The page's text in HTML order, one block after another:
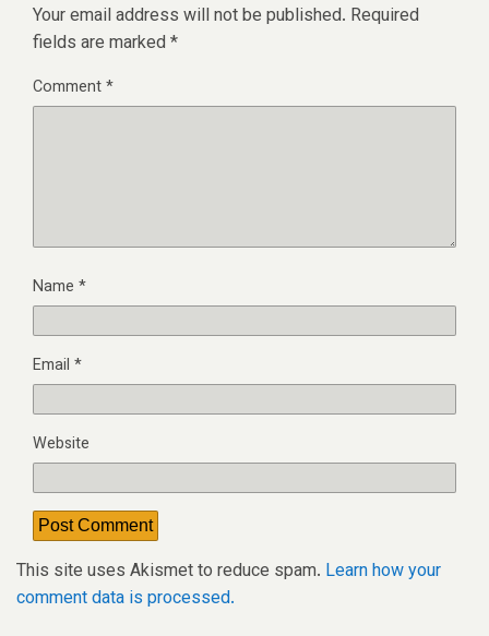
Your email address will not be published. Required
fields are marked *
Comment*
Name *
Email *
Website
This site uses Akismet to reduce spam. Learn how your
comment data is processed.